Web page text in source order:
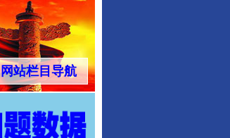
网站栏目导航